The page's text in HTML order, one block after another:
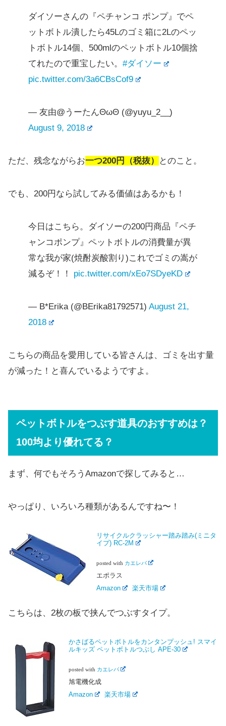
ダイソーさんの『ペチャンコ ポンプ』でペ
ットボトル潰したら45Lのゴミ箱に2Lのペッ
トボトル14個、500mlのペットボトル10個捨
てれたので重宝したい。 #ダイソー
pic.twitter.com/3a6CBsCof9
— 友由@うーたんΘωΘ (@yuyu_2__)
August 9, 2018
ただ、残念ながらお一つ200円（税抜） とのこと。
でも、200円なら試してみる価値はあるかも！
今日はこちら。ダイソーの200円商品『ペチ
ャンコポンプ』ペットボトルの消費量が異
常な我が家(焼酎炭酸割り)これでゴミの嵩が
減るぞ！！ pic.twitter.com/xEo7SDyeKD
— B*Erika (@BErika81792571) August 21,
2018
こちらの商品を愛用している皆さんは、ゴミを出す量
が減った！と喜んでいるようですよ。
ペットボトルをつぶす道具のおすすめは？
100均より優れてる？
まず、何でもそろうAmazonで探してみると…
やっぱり、いろいろ種類があるんですね〜！
リサイクルクラッシャー踏み踏み(ミニタ
イプ) RC-2M
posted with カエレバ
エポラス
Amazon
楽天市場
こちらは、2枚の板で挟んでつぶすタイプ。
かさばるペットボトルをカンタンプッシュ! スマイ
ルキッズ ペットボトルつぶし APE-30
posted with カエレバ
旭電機化成
Amazon
楽天市場